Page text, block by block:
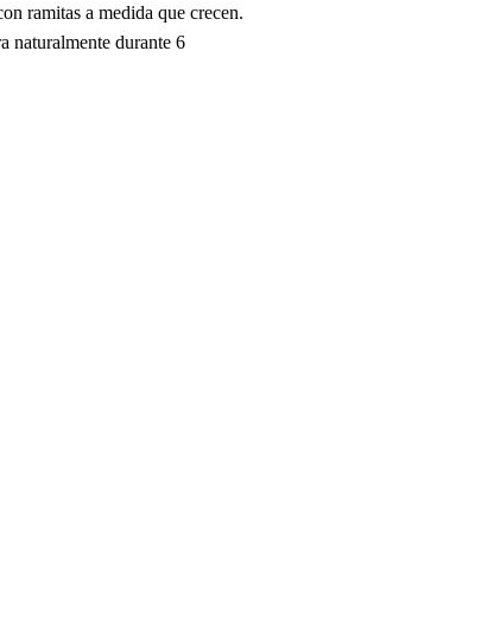
ramitas a medida que crecen.
naturalmente durante 6